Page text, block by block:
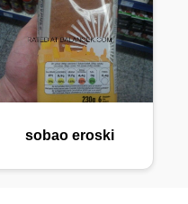
sobao eroski